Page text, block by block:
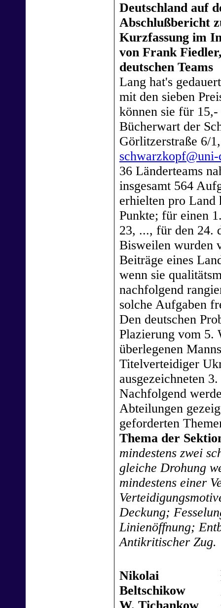
Deutschland auf
Abschlußbericht
Kurzfassung im
von Frank
deutschen Teams
Lang hat's
mit den sieben
können sie für
Bücherwart der
Görlitzerstraße 6/
36 Länderteams
insgesamt 564
erhielten pro Land
Punkte; für einen
23, ..., für den 24.
Bisweilen wurden
Beiträge eines
wenn sie
nachfolgend
solche Aufgaben
Den deutschen
Plazierung vom 5.
überlegenen
Titelverteidiger
ausgezeichneten
Nachfolgend
Abteilungen
geforderten
Thema der
mindestens zwei
gleiche Drohung
mindestens einer
Deckung;
Linienöffnung;
Antikritischer Zug.
Nikolai
Beltschikow